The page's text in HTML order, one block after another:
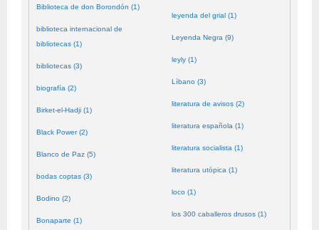
Biblioteca de don Borondón (1)
biblioteca internacional de
bibliotecas (1)
bibliotecas (3)
biografía (2)
Birket-el-Hadji (1)
Black Power (2)
Blanco de Paz (5)
bodas coptas (3)
Bodino (2)
Bonaparte (1)
leyenda del grial (1)
Leyenda Negra (9)
leyly (1)
Líbano (3)
literatura de avisos (2)
literatura española (1)
literatura socialista (1)
literatura utópica (1)
loco (1)
los 300 caballeros drusos (1)